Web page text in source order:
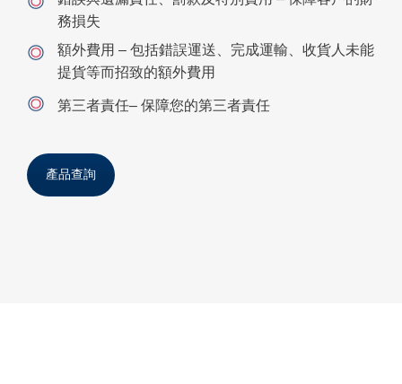
務損失
額外費用 – 包括錯誤運送、完成運輸、收貨人未能
提貨等而招致的額外費用
第三者責任– 保障您的第三者責任
產品查詢